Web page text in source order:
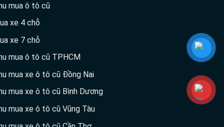
mua ô tô cũ
xe 4 chỗ
xe 7 chỗ
mua ô tô cũ TPHCM
mua xe ô tô cũ Đồng Nai
mua xe ô tô cũ Bình Dương
mua xe ô tô cũ Vũng Tàu